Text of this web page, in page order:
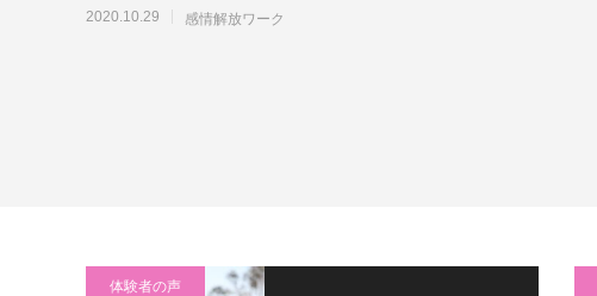
たとしても、絶対に引かない。たとえハートが引
2020.10.29 感情解放ワーク
体験者の声